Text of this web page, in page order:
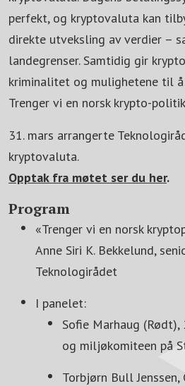
perfekt, og kryptovaluta kan
direkte utveksling av verdier –
landegrenser. Samtidig gir
kriminalitet og mulighetene til
Trenger vi en norsk krypto-
31. mars arrangerte
kryptovaluta.
Opptak fra møtet ser du her.
Program
«Trenger vi en norsk
Anne Siri K. Bekkelund,
Teknologirådet
I panelet:
Sofie Marhaug
og miljøkomiteen på
Torbjørn Bull Jenssen,